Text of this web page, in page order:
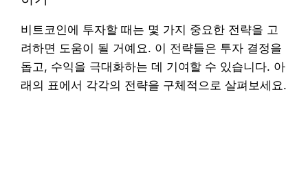
비트코인에 투자할 때는 몇 가지 중요한 전략을 고
려하면 도움이 될 거예요. 이 전략들은 투자 결정을
돕고, 수익을 극대화하는 데 기여할 수 있습니다. 아
래의 표에서 각각의 전략을 구체적으로 살펴보세요.